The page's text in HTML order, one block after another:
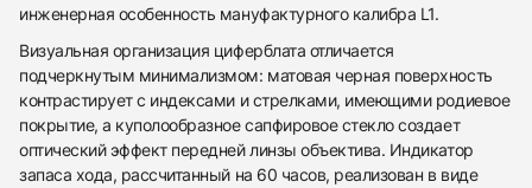
инженерная особенность мануфактурного калибра L1.
Визуальная организация циферблата отличается
подчеркнутым минимализмом: матовая черная поверхность
контрастирует с индексами и стрелками, имеющими родиевое
покрытие, а куполообразное сапфировое стекло создает
оптический эффект передней линзы объектива. Индикатор
запаса хода, рассчитанный на 60 часов, реализован в виде